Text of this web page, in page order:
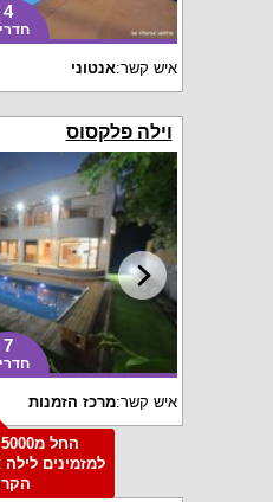
4
איש קשר:אנטוני
וילה פלקסוס
7
איש קשר:מרכז הזמנות
למזמינים